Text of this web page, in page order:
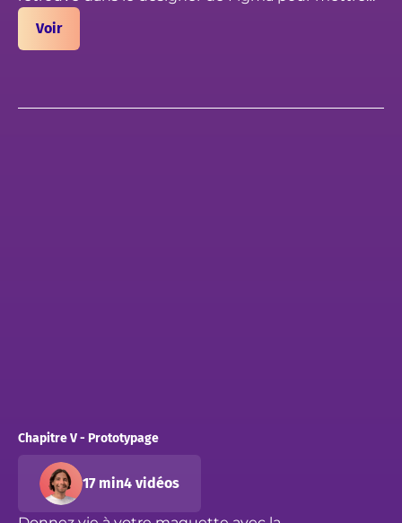
en application toutes les notions et fonctionnalités
qu'on a vu dans les précédents chapitres. C'est
Voir
Chapitre V - Prototypage
17 min4 vidéos